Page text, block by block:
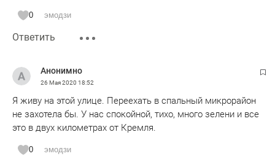
0 эмодзи
Ответить
Анонимно
26 Мая 2020 18:52
Я живу на этой улице. Переехать в спальный микрорайон
не захотела бы. У нас спокойной, тихо, много зелени и все
это в двух километрах от Кремля.
0 эмодзи